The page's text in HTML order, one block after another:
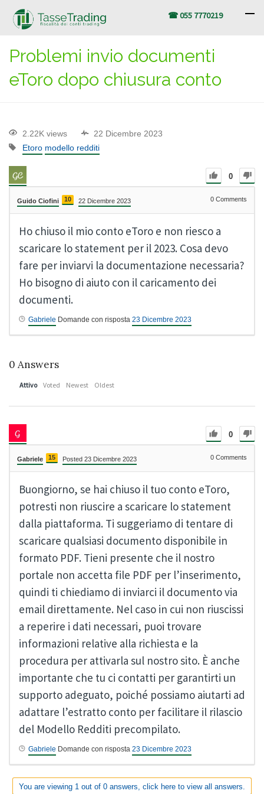
☎ 055 7770219
Problemi invio documenti
eToro dopo chiusura conto
2.22K views
22 Dicembre 2023
Etoro modello redditi
0
Guido Ciofini 10 22 Dicembre 2023 0 Comments
Ho chiuso il mio conto eToro e non riesco a
scaricare lo statement per il 2023. Cosa devo
fare per inviarvi la documentazione necessaria?
Ho bisogno di aiuto con il caricamento dei
documenti.
Gabriele Domande con risposta 23 Dicembre 2023
0 Answers
Attivo Voted Newest Oldest
0
Gabriele 15 Posted 23 Dicembre 2023 0 Comments
Buongiorno, se hai chiuso il tuo conto eToro,
potresti non riuscire a scaricare lo statement
dalla piattaforma. Ti suggeriamo di tentare di
scaricare qualsiasi documento disponibile in
formato PDF. Tieni presente che il nostro
portale non accetta file PDF per l’inserimento,
quindi ti chiediamo di inviarci il documento via
email direttamente. Nel caso in cui non riuscissi
a reperire i dati necessari, puoi trovare
informazioni relative alla richiesta e la
procedura per attivarla sul nostro sito. È anche
importante che tu ci contatti per garantirti un
supporto adeguato, poiché possiamo aiutarti ad
adattare l’estratto conto per facilitare il rilascio
del Modello Redditi precompilato.
Gabriele Domande con risposta 23 Dicembre 2023
You are viewing 1 out of 0 answers, click here to view all answers.